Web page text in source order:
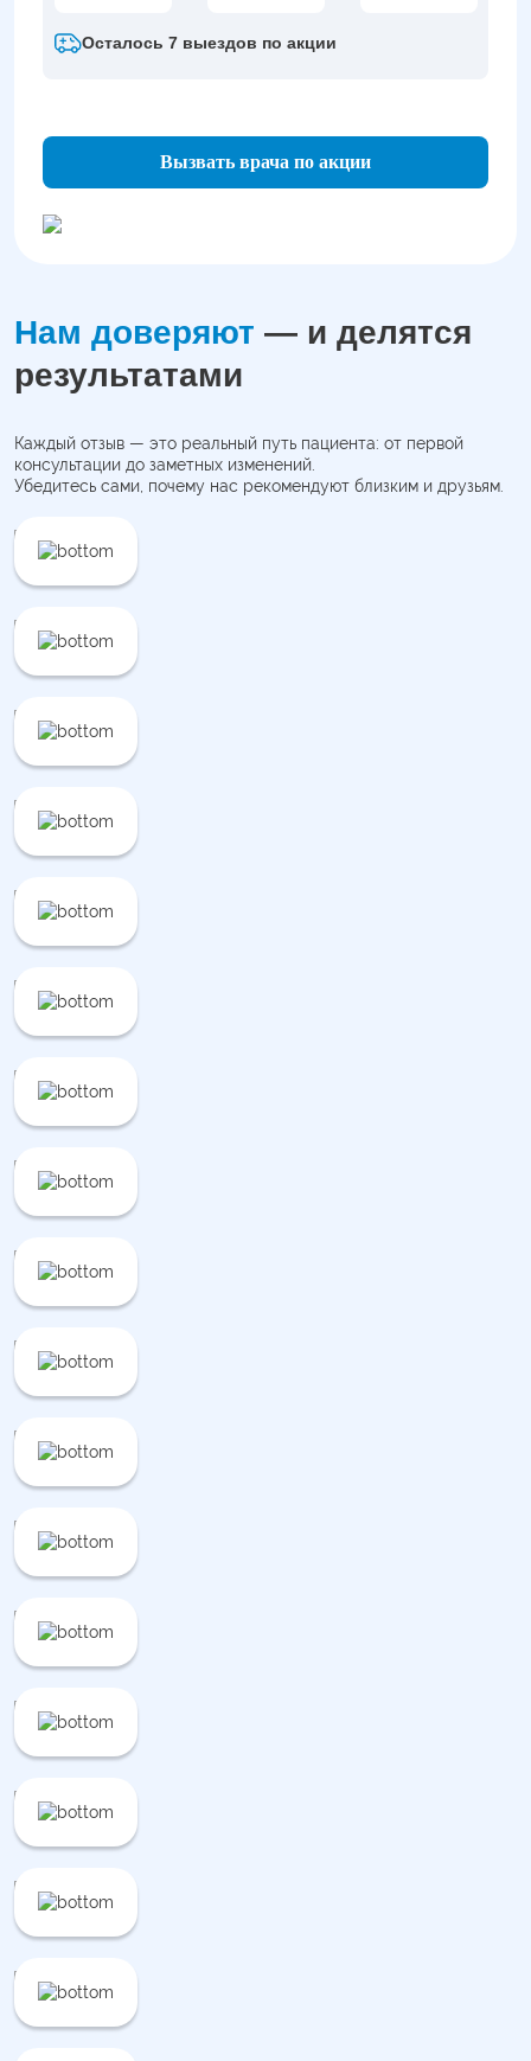
Осталось 7 выездов по акции
Вызвать врача по акции
Нам доверяют — и делятся
результатами
Каждый отзыв — это реальный путь пациента: от первой
консультации до заметных изменений.
Убедитесь сами, почему нас рекомендуют близким и друзьям.